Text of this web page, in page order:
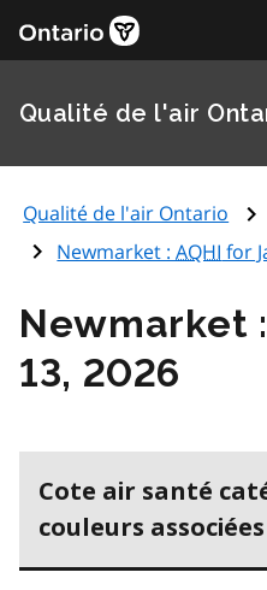
Qualité de l'air
Qualité de l'air Ontario
Newmarket :AQHI for
Newmarket :
13, 2026
Cote air santé
couleurs associées